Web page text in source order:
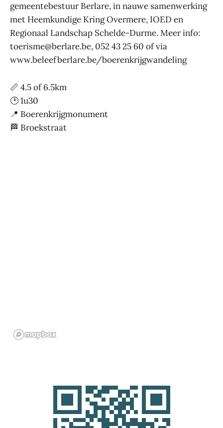
gemeentebestuur Berlare, in nauwe samenwerking
met Heemkundige Kring Overmere, IOED en
Regionaal Landschap Schelde-Durme. Meer info:
toerisme@berlare.be, 052 43 25 60 of via
www.beleefberlare.be/boerenkrijgwandeling
📏 4.5 of 6.5km
🕑 1u30
📍 Boerenkrijgmonument
🏁 Broekstraat